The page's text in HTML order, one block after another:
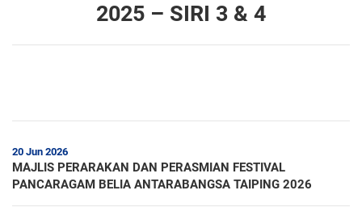
2025 – SIRI 3 & 4
20 Jun 2026
MAJLIS PERARAKAN DAN PERASMIAN FESTIVAL
PANCARAGAM BELIA ANTARABANGSA TAIPING 2026